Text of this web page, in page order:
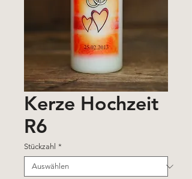
Kerze Hochzeit
R6
Stückzahl *